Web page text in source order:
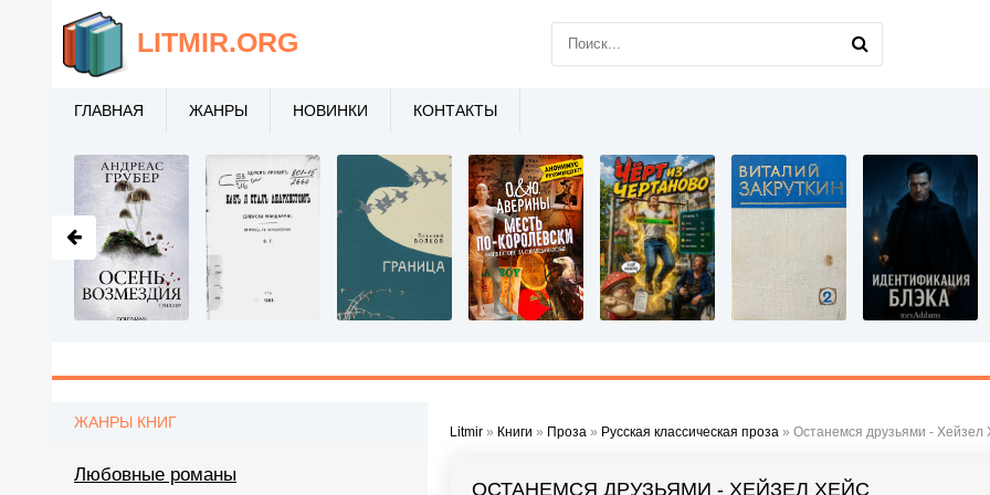
Litmir » Книги » Проза » Русская классическая проза » Останемся друзьями - Хейзел
ОСТАНЕМСЯ ДРУЗЬЯМИ - ХЕЙЗЕЛ ХЕЙС
ЖАНРЫ КНИГ
Любовные романы
LITMIR.ORG
ГЛАВНАЯ ЖАНРЫ НОВИНКИ КОНТАКТЫ